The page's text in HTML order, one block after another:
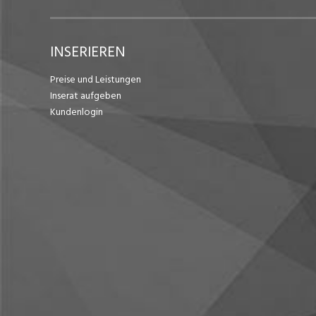
INSERIEREN
Preise und Leistungen
Inserat aufgeben
Kundenlogin